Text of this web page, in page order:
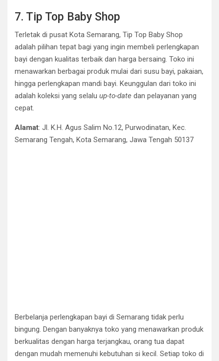
7. Tip Top Baby Shop
Terletak di pusat Kota Semarang, Tip Top Baby Shop
adalah pilihan tepat bagi yang ingin membeli perlengkapan
bayi dengan kualitas terbaik dan harga bersaing. Toko ini
menawarkan berbagai produk mulai dari susu bayi, pakaian,
hingga perlengkapan mandi bayi. Keunggulan dari toko ini
adalah koleksi yang selalu up-to-date dan pelayanan yang
cepat.
Alamat: Jl. K.H. Agus Salim No.12, Purwodinatan, Kec.
Semarang Tengah, Kota Semarang, Jawa Tengah 50137
Berbelanja perlengkapan bayi di Semarang tidak perlu
bingung. Dengan banyaknya toko yang menawarkan produk
berkualitas dengan harga terjangkau, orang tua dapat
dengan mudah memenuhi kebutuhan si kecil. Setiap toko di